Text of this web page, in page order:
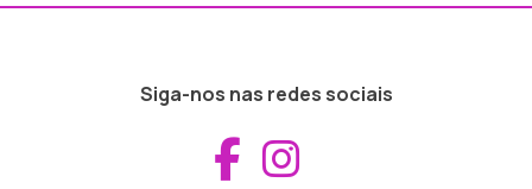
Siga-nos nas redes sociais
Aceder ao